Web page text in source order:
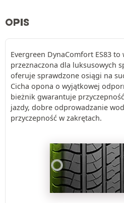
OPIS
Evergreen DynaComfort ES83
przeznaczona dla luksusowych
oferuje sprawdzone osiągi na
Cicha opona o wyjątkowej
bieżnik gwarantuje
jazdy, dobre odprowadzanie
przyczepność w zakrętach.